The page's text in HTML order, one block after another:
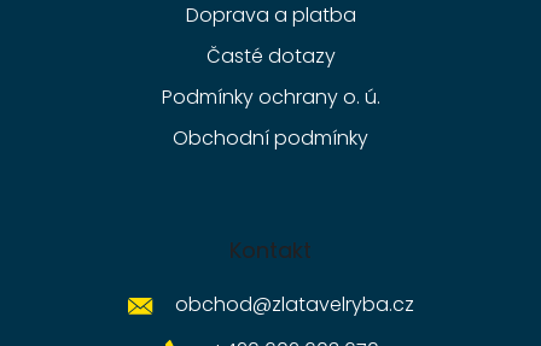
Doprava a platba
Časté dotazy
Podmínky ochrany o. ú.
Obchodní podmínky
Kontakt
obchod@zlatavelryba.cz